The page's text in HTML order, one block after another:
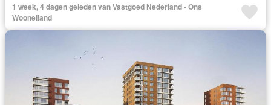
1 week, 4 dagen geleden van Vastgoed Nederland - Ons
Wooneiland